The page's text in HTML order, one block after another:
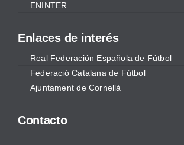
ENINTER
Enlaces de interés
Real Federación Española de Fútbol
Federació Catalana de Fútbol
Ajuntament de Cornellà
Contacto